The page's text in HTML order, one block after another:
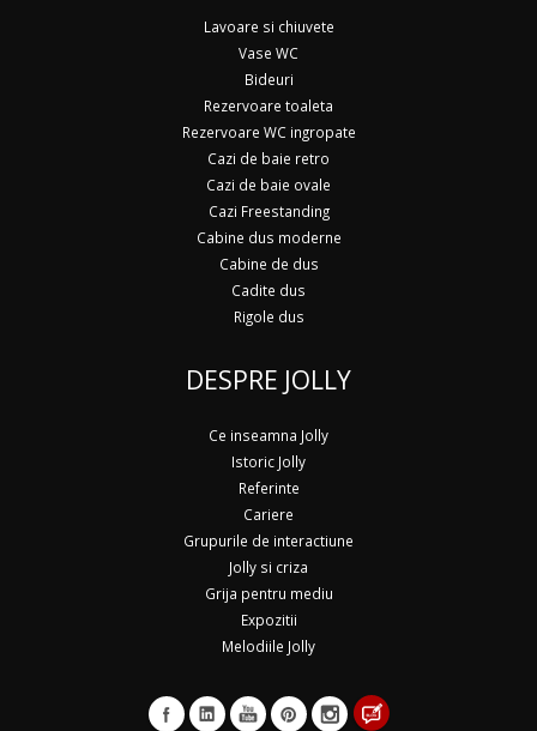
Lavoare si chiuvete
Vase WC
Bideuri
Rezervoare toaleta
Rezervoare WC ingropate
Cazi de baie retro
Cazi de baie ovale
Cazi Freestanding
Cabine dus moderne
Cabine de dus
Cadite dus
Rigole dus
DESPRE JOLLY
Ce inseamna Jolly
Istoric Jolly
Referinte
Cariere
Grupurile de interactiune
Jolly si criza
Grija pentru mediu
Expozitii
Melodiile Jolly